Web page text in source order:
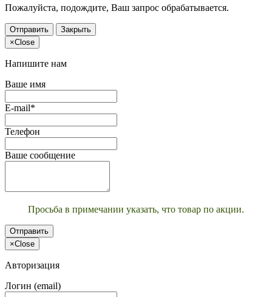
Пожалуйста, подождите, Ваш запрос обрабатывается.
Отправить
Закрыть
×Close
Напишите нам
Ваше имя
E-mail*
Телефон
Ваше сообщение
Просьба в примечании указать, что товар по акции.
Отправить
×Close
Авторизация
Логин (email)